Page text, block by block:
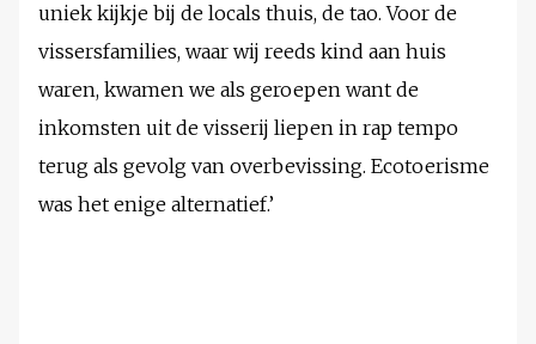
uniek kijkje bij de locals thuis, de tao. Voor de
vissersfamilies, waar wij reeds kind aan huis
waren, kwamen we als geroepen want de
inkomsten uit de visserij liepen in rap tempo
terug als gevolg van overbevissing. Ecotoerisme
was het enige alternatief.’